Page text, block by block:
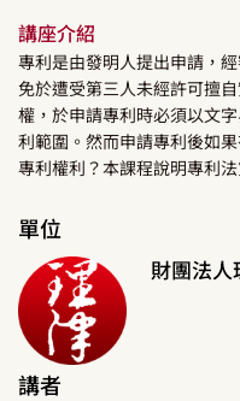
講座介紹
專利是由發明人提出申請，
免於遭受第三人未經許可擅
權，於申請專利時必須以文
利範圍。然而申請專利後如
專利權利？本課程說明專利
單位
財團法
講者